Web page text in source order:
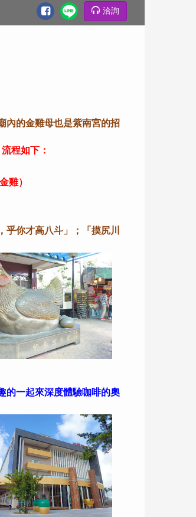
洽詢
內的金雞母也是紫南宮的招
程如下：
雞）
你才高八斗」；「摸尻川
的一起來深度體驗咖啡的奧